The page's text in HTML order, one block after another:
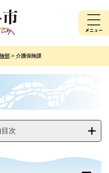
部 > 介護保険課
次